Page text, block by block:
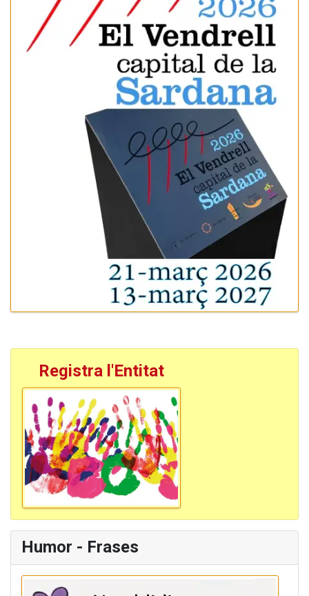
Registra l'Entitat
Humor - Frases